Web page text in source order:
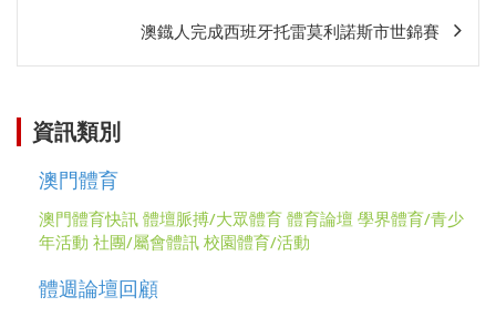
澳鐡人完成西班牙托雷莫利諾斯市世錦賽
資訊類別
澳門體育
澳門體育快訊 體壇脈搏/大眾體育 體育論壇 學界體育/青少
年活動 社團/屬會體訊 校園體育/活動
體週論壇回顧